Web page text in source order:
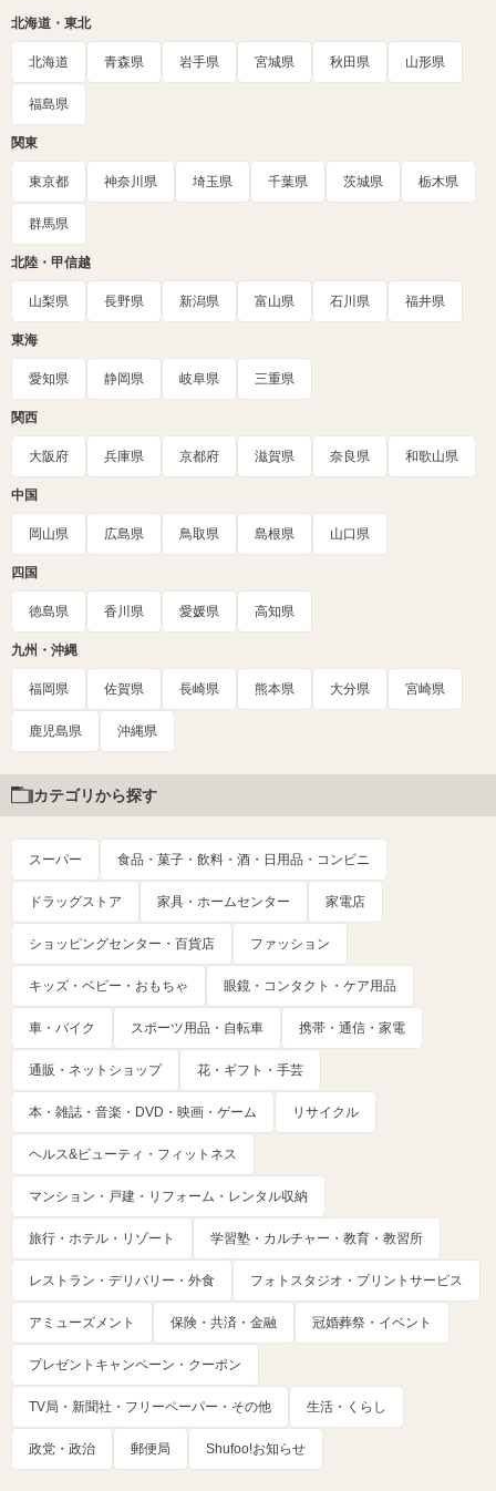
北海道・東北
北海道 青森県 岩手県 宮城県 秋田県 山形県
福島県
関東
東京都 神奈川県 埼玉県 千葉県 茨城県 栃木県
群馬県
北陸・甲信越
山梨県 長野県 新潟県 富山県 石川県 福井県
東海
愛知県 静岡県 岐阜県 三重県
関西
大阪府 兵庫県 京都府 滋賀県 奈良県 和歌山県
中国
岡山県 広島県 鳥取県 島根県 山口県
四国
徳島県 香川県 愛媛県 高知県
九州・沖縄
福岡県 佐賀県 長崎県 熊本県 大分県 宮崎県
鹿児島県 沖縄県
カテゴリから探す
スーパー 食品・菓子・飲料・酒・日用品・コンビニ
ドラッグストア 家具・ホームセンター 家電店
ショッピングセンター・百貨店 ファッション
キッズ・ベビー・おもちゃ 眼鏡・コンタクト・ケア用品
車・バイク スポーツ用品・自転車 携帯・通信・家電
通販・ネットショップ 花・ギフト・手芸
本・雑誌・音楽・DVD・映画・ゲーム リサイクル
ヘルス&ビューティ・フィットネス
マンション・戸建・リフォーム・レンタル収納
旅行・ホテル・リゾート 学習塾・カルチャー・教育・教習所
レストラン・デリバリー・外食 フォトスタジオ・プリントサービス
アミューズメント 保険・共済・金融 冠婚葬祭・イベント
プレゼントキャンペーン・クーポン
TV局・新聞社・フリーペーパー・その他 生活・くらし
政党・政治 郵便局 Shufoo!お知らせ